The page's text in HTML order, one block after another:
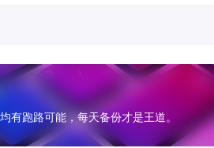
有跑路可能，每天备份才是王道。